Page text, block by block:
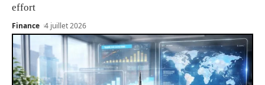
effort
Finance 4 juillet 2026